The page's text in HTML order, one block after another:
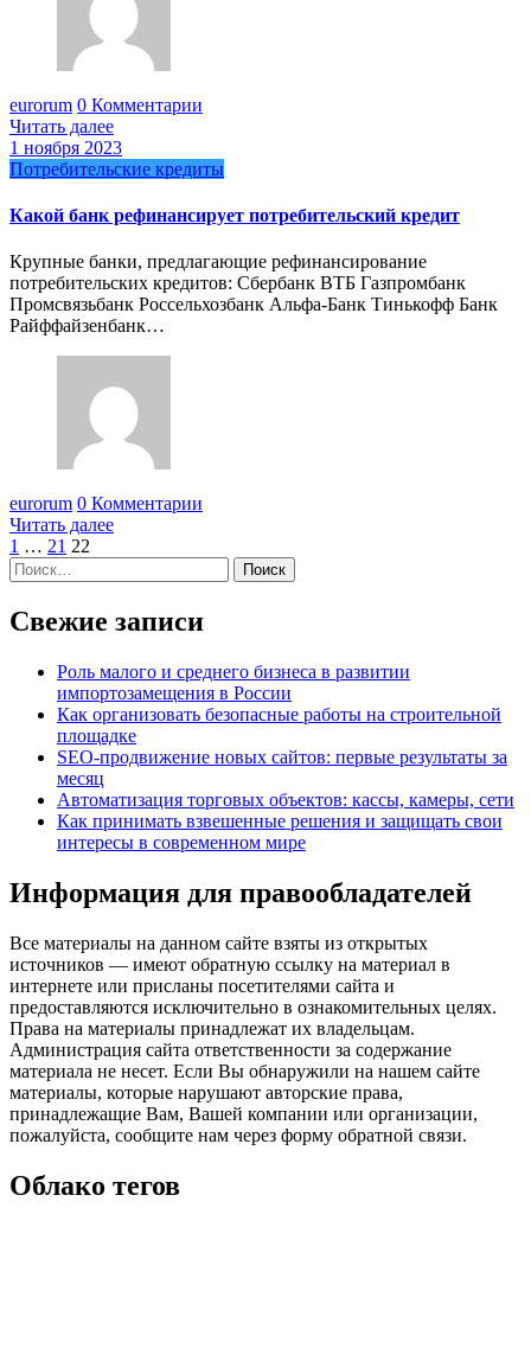
eurorum 0 Комментарии
Читать далее
1 ноября 2023
Потребительские кредиты
Какой банк рефинансирует потребительский кредит
Крупные банки, предлагающие рефинансирование
потребительских кредитов: Сбербанк ВТБ Газпромбанк
Промсвязьбанк Россельхозбанк Альфа-Банк Тинькофф Банк
Райффайзенбанк…
eurorum 0 Комментарии
Читать далее
Пагинация
записей
1 … 21 22
Найти:
Свежие записи
Роль малого и среднего бизнеса в развитии
импортозамещения в России
Как организовать безопасные работы на строительной
площадке
SEO-продвижение новых сайтов: первые результаты за
месяц
Автоматизация торговых объектов: кассы, камеры, сети
Как принимать взвешенные решения и защищать свои
интересы в современном мире
Информация для правообладателей
Все материалы на данном сайте взяты из открытых
источников — имеют обратную ссылку на материал в
интернете или присланы посетителями сайта и
предоставляются исключительно в ознакомительных целях.
Права на материалы принадлежат их владельцам.
Администрация сайта ответственности за содержание
материала не несет. Если Вы обнаружили на нашем сайте
материалы, которые нарушают авторские права,
принадлежащие Вам, Вашей компании или организации,
пожалуйста, сообщите нам через форму обратной связи.
Облако тегов